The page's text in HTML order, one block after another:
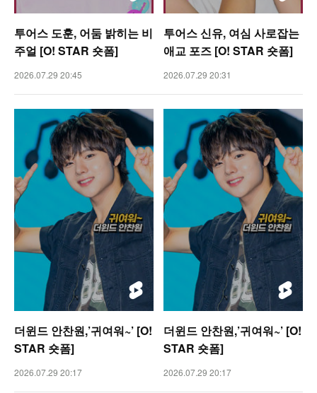
투어스 도훈, 어둠 밝히는 비
주얼 [O! STAR 숏폼]
2026.07.29 20:45
투어스 신유, 여심 사로잡는
애교 포즈 [O! STAR 숏폼]
2026.07.29 20:31
더윈드 안찬원,’귀여워~’ [O!
STAR 숏폼]
2026.07.29 20:17
더윈드 안찬원,’귀여워~’ [O!
STAR 숏폼]
2026.07.29 20:17